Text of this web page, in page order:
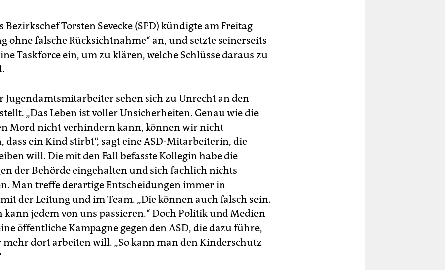
der Wahlperiode vor.
gab es 2006auf Antrag von SPD und Grünen eine
zur Schulpolitik. Ergebnis war das heute
Zwei-Säulen-Modell aus Gymnasien und Stadtteilschulen.
Bezirkschef Torsten Sevecke (SPD) kündigte am Freitag
ohne falsche Rücksichtnahme“ an, und setzte seinerseits
Taskforce ein, um zu klären, welche Schlüsse daraus zu
Jugendamtsmitarbeiter sehen sich zu Unrecht an den
„Das Leben ist voller Unsicherheiten. Genau wie die
Mord nicht verhindern kann, können wir nicht
dass ein Kind stirbt“, sagt eine ASD-Mitarbeiterin, die
will. Die mit den Fall befasste Kollegin habe die
der Behörde eingehalten und sich fachlich nichts
Man treffe derartige Entscheidungen immer in
der Leitung und im Team. „Die können auch falsch sein.
kann jedem von uns passieren.“ Doch Politik und Medien
öffentliche Kampagne gegen den ASD, die dazu führe,
mehr dort arbeiten will. „So kann man den Kinderschutz